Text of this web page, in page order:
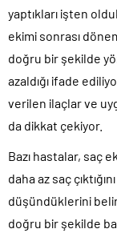
yaptıkları işten
ekimi sonrası
doğru bir şekilde
azaldığı ifade
verilen ilaçlar ve
da dikkat çekiyor.
Bazı hastalar, saç
daha az saç
düşündüklerini
doğru bir şekilde